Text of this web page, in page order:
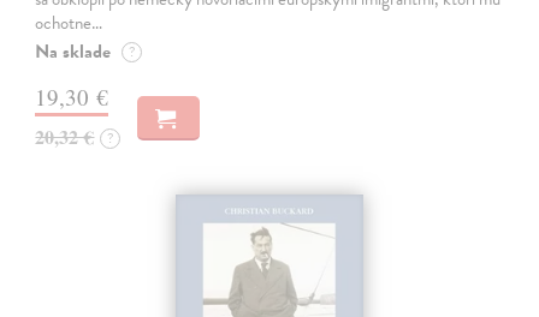
ochotne…
Na sklade ?
19,30 €
20,32 € ?